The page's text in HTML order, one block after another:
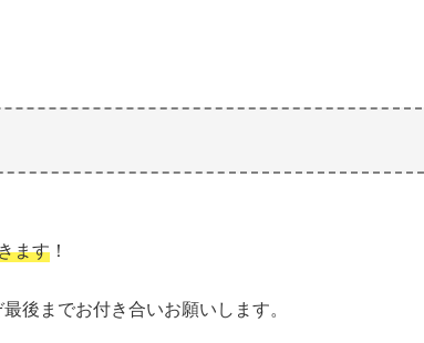
ます ！
後までお付き合いお願いします。